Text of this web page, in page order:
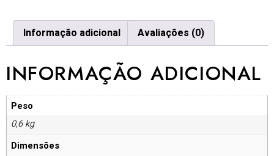
Informação adicional Avaliações (0)
INFORMAÇÃO ADICIONAL
Peso
0,6 kg
Dimensões